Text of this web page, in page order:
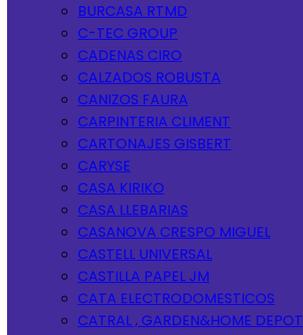
BURCASA RTMD
C-TEC GROUP
CADENAS CIRO
CALZADOS ROBUSTA
CANIZOS FAURA
CARPINTERIA CLIMENT
CARTONAJES GISBERT
CARYSE
CASA KIRIKO
CASA LLEBARIAS
CASANOVA CRESPO MIGUEL
CASTELL UNIVERSAL
CASTILLA PAPEL JM
CATA ELECTRODOMESTICOS
CATRAL , GARDEN&HOME DEPOT